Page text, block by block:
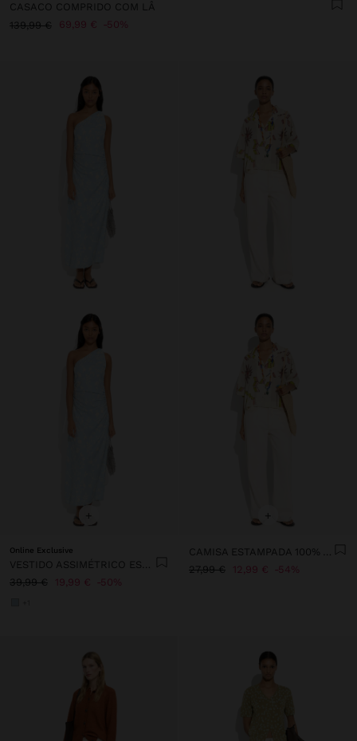
CASACO COMPRIDO COM LÂ
139,99 €
69,99 € 50%
+
Online Exclusive
VESTIDO ASSIMÉTRICO ESTAMPADO FLORAL
39,99 €
19,99 € 50%
+
CAMISA ESTAMPADA 100% ALGODÃO
27,99 €
12,99 € 54%